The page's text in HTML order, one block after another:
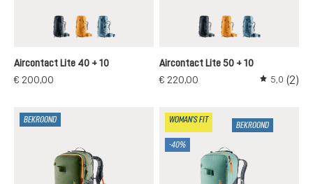
black-graphite
amber-maple
atlantic-ink
Aircontact Lite 40 + 10
€ 200,00
black-graphite
amber-maple
atlantic-ink
Aircontact Lite 50 + 10
€ 220,00
5,0 (2)
BEKROOND WOMAN'S FIT
BEKROOND
-40%